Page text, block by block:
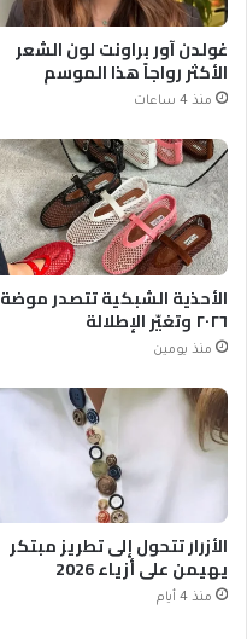
غولدن آور براونت لون الشعر
الأكثر رواجاً هذا الموسم
منذ 4 ساعات
الأحذية الشبكية تتصدر موضة
٢٠٢٦ وتغيّر الإطلالة
منذ يومين
الأزرار تتحول إلى تطريز مبتكر
يهيمن على أزياء 2026
منذ 4 أيام